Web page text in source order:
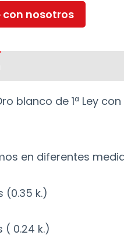
nosotros
blanco de 1ª Ley
en diferentes
(0.35 k.)
( 0.24 k.)